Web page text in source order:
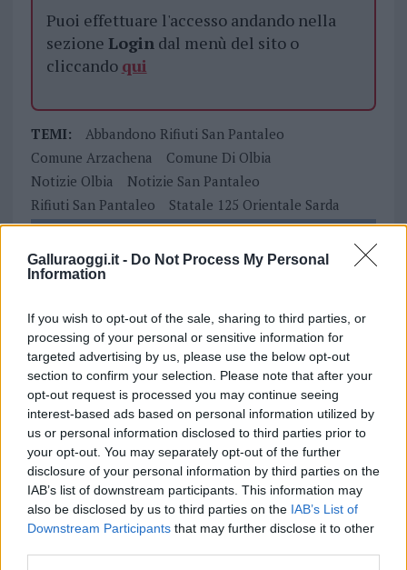
Galluraoggi.it - Do Not Process My Personal
Information
If you wish to opt-out of the sale, sharing to third parties, or
processing of your personal or sensitive information for
targeted advertising by us, please use the below opt-out
section to confirm your selection. Please note that after your
opt-out request is processed you may continue seeing
interest-based ads based on personal information utilized by
us or personal information disclosed to third parties prior to
your opt-out. You may separately opt-out of the further
disclosure of your personal information by third parties on the
IAB’s list of downstream participants. This information may
also be disclosed by us to third parties on the IAB’s List of
Downstream Participants that may further disclose it to other
Puoi effettuare l'accesso andando nella
sezione Logindal menù del sito o
cliccando qui
TEMI:
Abbandono Rifiuti San Pantaleo
Comune Arzachena
Comune Di Olbia
Notizie Olbia
Notizie San Pantaleo
Rifiuti San Pantaleo
Statale 125 Orientale Sarda
Notizie in tempo reale?
Entra nel canale telegram di
Inviaci le tue segnalazioni,
i tuoi video e le tue foto
Su WhatsApp al numero +39
345 356 7512
Ricevi le nostre ultime news